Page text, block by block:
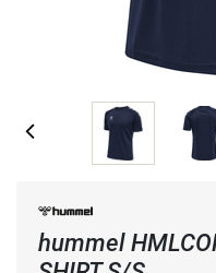
hummel